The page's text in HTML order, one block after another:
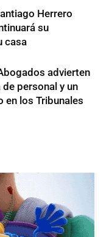
Herrero
su
casa
advierten
personal y un
en los Tribunales